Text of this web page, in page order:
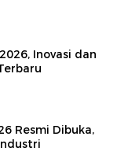
Inovasi dan
Resmi Dibuka,